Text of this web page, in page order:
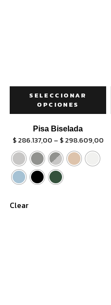
SELECCIONAR
OPCIONES
Pisa Biselada
$286.137,00 – $298.609,00
Clear